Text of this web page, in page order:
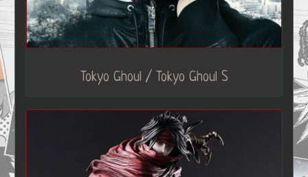
Tokyo Ghoul / Tokyo Ghoul S